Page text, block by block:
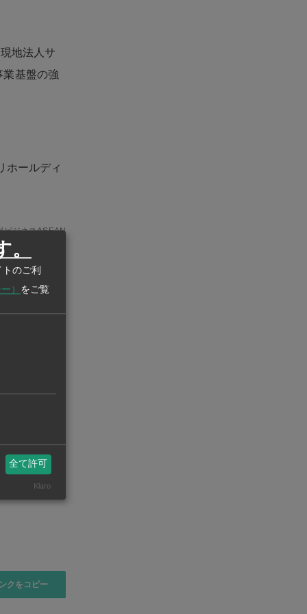
地法人サ
基盤の強
ホールディ
ビジネスASEAN
・部品【在タイ企業・製造業】
クをコピー
のご利
） をご覧
全て許可
Klaro